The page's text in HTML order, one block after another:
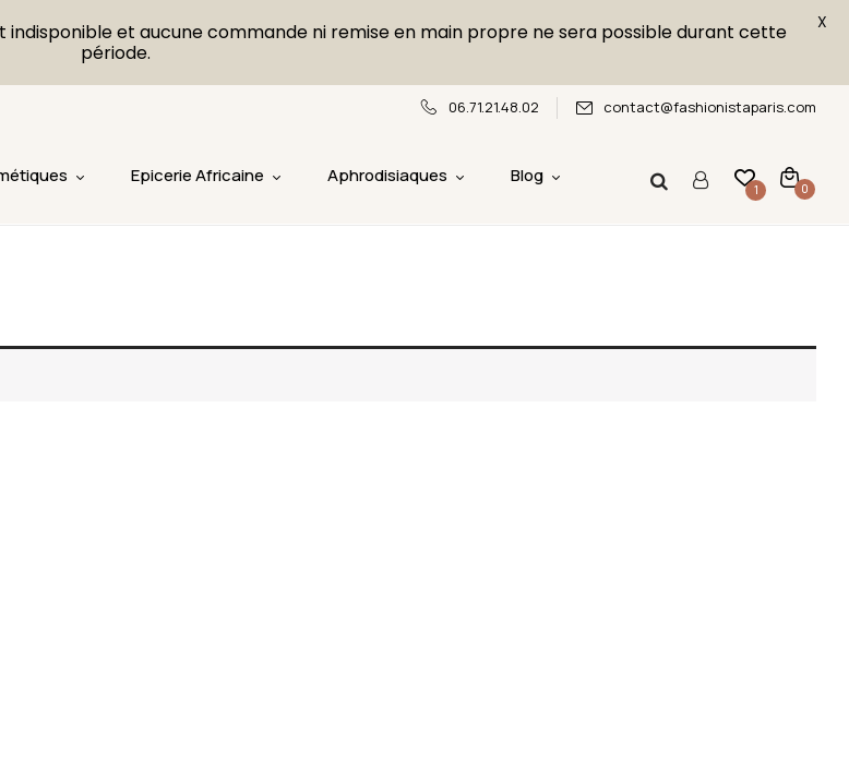
06.71.21.48.02 contact@fashionistaparis.com
Epicerie Africaine Aphrodisiaques Blog
1 0
indisponible et aucune commande ni remise en main propre ne sera possible durant cette
période.
X